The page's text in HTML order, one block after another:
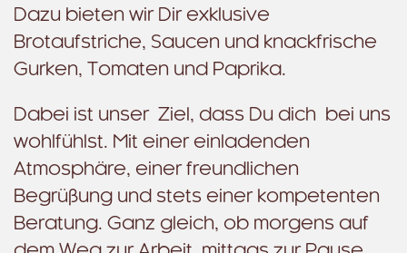
Dazu bieten wir Dir exklusive
Brotaufstriche, Saucen und knackfrische
Gurken, Tomaten und Paprika.
Dabei ist unser Ziel, dass Du dich bei uns
wohlfühlst. Mit einer einladenden
Atmosphäre, einer freundlichen
Begrüßung und stets einer kompetenten
Beratung. Ganz gleich, ob morgens auf